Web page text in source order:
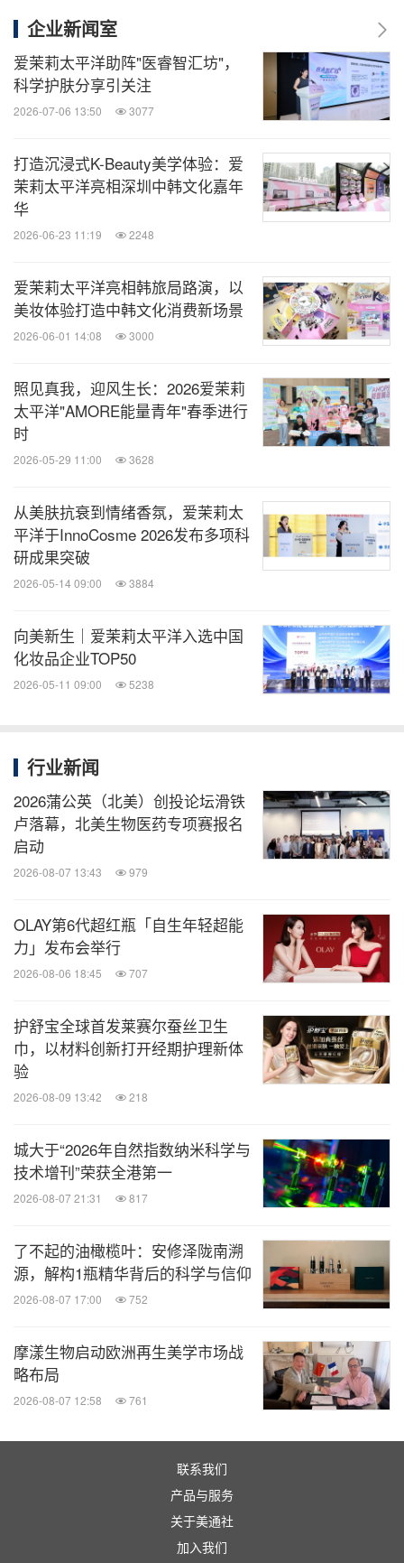
关于爱茉莉太平洋
爱茉莉太平洋是一家拥有80年历史、总部位于韩国的
肤、彩妆、个人护理及保健等领域。集团以"铸就美
丽世界"为使命，始终致力于科技创新，通过数字化
赋能和可持续发展战略，为全球消费者提供智慧化、
布局，爱茉莉太平洋持续引领美妆行业变革，推动自
然、人类与企业的和谐共生。
秀、吕、兰芝、悦诗风吟、梦妆、AP嫒彬等品牌。
集团积极拓展多元零售渠道，融入数字化思维，快速
响应本土消费者需求。爱茉莉太平洋将继续秉持顾客
国之美，也让中国领略世界之美，共同推动中国美妆
产业的高质量发展。
消息来源：爱茉莉太平洋中国
尚、物流行业最新动态。扫描二维码，立即
订阅！
关键词：化妆品与个人护理
分享到：
企业新闻室
爱茉莉太平洋助阵"医睿智汇坊"，
科学护肤分享引关注
2026-07-06 13:50 3077
打造沉浸式K-Beauty美学体验：爱
茉莉太平洋亮相深圳中韩文化嘉年
华
2026-06-23 11:19 2248
爱茉莉太平洋亮相韩旅局路演，以
美妆体验打造中韩文化消费新场景
2026-06-01 14:08 3000
照见真我，迎风生长：2026爱茉莉
太平洋"AMORE能量青年"春季进行
时
2026-05-29 11:00 3628
从美肤抗衰到情绪香氛，爱茉莉太
平洋于InnoCosme 2026发布多项科
研成果突破
2026-05-14 09:00 3884
向美新生｜爱茉莉太平洋入选中国
化妆品企业TOP50
2026-05-11 09:00 5238
行业新闻
2026蒲公英（北美）创投论坛滑铁
卢落幕，北美生物医药专项赛报名
启动
2026-08-07 13:43 979
OLAY第6代超红瓶「自生年轻超能
力」发布会举行
2026-08-06 18:45 707
护舒宝全球首发莱赛尔蚕丝卫生
巾，以材料创新打开经期护理新体
验
2026-08-09 13:42 218
城大于“2026年自然指数纳米科学与
技术增刊”荣获全港第一
2026-08-07 21:31 817
了不起的油橄榄叶：安修泽陇南溯
源，解构1瓶精华背后的科学与信仰
2026-08-07 17:00 752
摩漾生物启动欧洲再生美学市场战
略布局
2026-08-07 12:58 761
联系我们
产品与服务
关于美通社
加入我们